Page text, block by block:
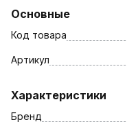
Основные
Код товара
Артикул
Характеристики
Бренд